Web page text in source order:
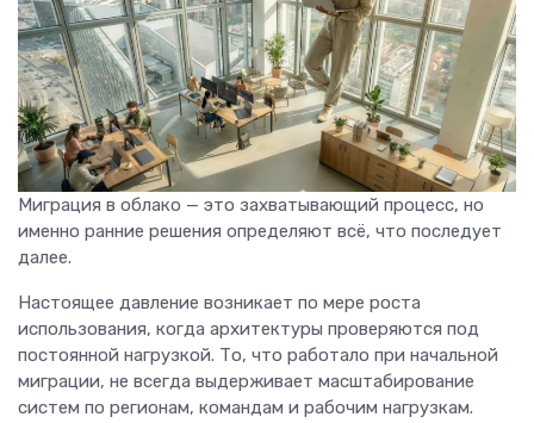
Миграция в облако — это захватывающий процесс, но
именно ранние решения определяют всё, что последует
далее.
Настоящее давление возникает по мере роста
использования, когда архитектуры проверяются под
постоянной нагрузкой. То, что работало при начальной
миграции, не всегда выдерживает масштабирование
систем по регионам, командам и рабочим нагрузкам.